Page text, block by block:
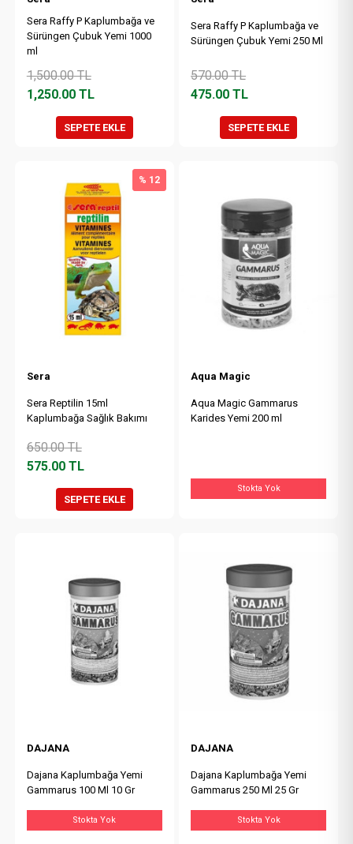
Sera Raffy P Kaplumbağa ve
Sürüngen Çubuk Yemi 1000
ml
1,500.00TL
1,250.00TL
SEPETE EKLE
Sera Raffy P Kaplumbağa ve
Sürüngen Çubuk Yemi 250 Ml
570.00TL
475.00 TL
SEPETE EKLE
Sera
Sera Reptilin 15ml
Kaplumbağa Sağlık Bakımı
650.00TL
575.00TL
% 12
SEPETE EKLE
Aqua Magic
Aqua Magic Gammarus
Karides Yemi 200 ml
Stokta Yok
DAJANA
Dajana Kaplumbağa Yemi
Gammarus 100 Ml 10 Gr
Stokta Yok
DAJANA
Dajana Kaplumbağa Yemi
Gammarus 250 Ml 25 Gr
Stokta Yok